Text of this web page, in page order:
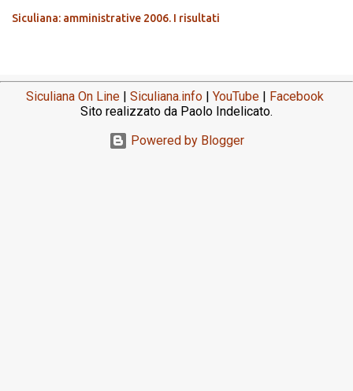
Siculiana: amministrative 2006. I risultati
Siculiana On Line | Siculiana.info | YouTube | Facebook
Sito realizzato da Paolo Indelicato.
Powered by Blogger